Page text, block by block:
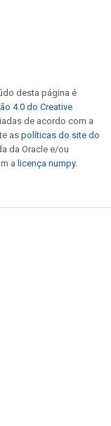
desta página é
4.0 do Creative
de acordo com a
aspolíticas do site do
da Oracle e/ou
a licença numpy.